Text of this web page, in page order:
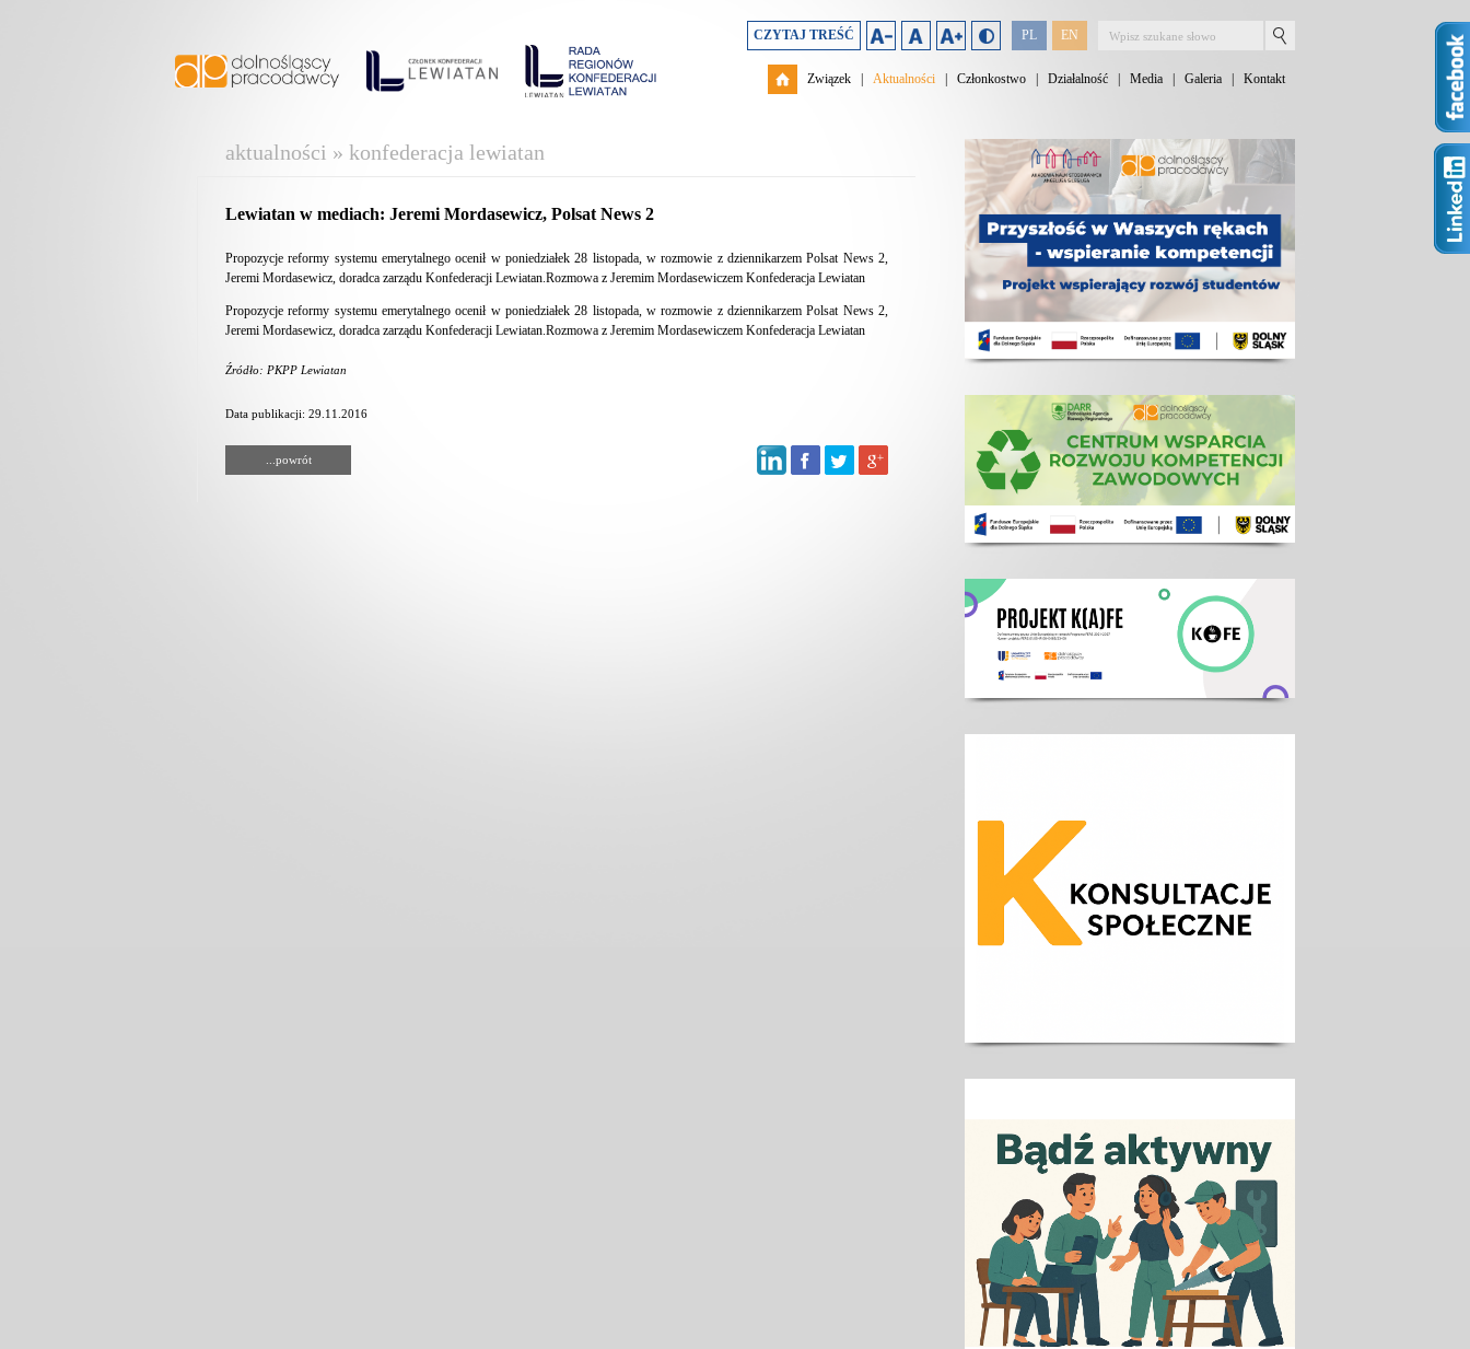
PL EN
CZYTAJ TREŚĆ
Związek Aktualności Członkostwo Działalność Media Galeria Kontakt
aktualności » konfederacja lewiatan
Lewiatan w mediach: Jeremi Mordasewicz, Polsat News 2
Propozycje reformy systemu emerytalnego ocenił w poniedziałek 28 listopada, w rozmowie z dziennikarzem Polsat News 2,
Jeremi Mordasewicz, doradca zarządu Konfederacji Lewiatan.Rozmowa z Jeremim Mordasewiczem Konfederacja Lewiatan
Propozycje reformy systemu emerytalnego ocenił w poniedziałek 28 listopada, w rozmowie z dziennikarzem Polsat News 2,
Jeremi Mordasewicz, doradca zarządu Konfederacji Lewiatan.Rozmowa z Jeremim Mordasewiczem Konfederacja Lewiatan
Źródło: PKPP Lewiatan
Data publikacji: 29.11.2016
...powrót